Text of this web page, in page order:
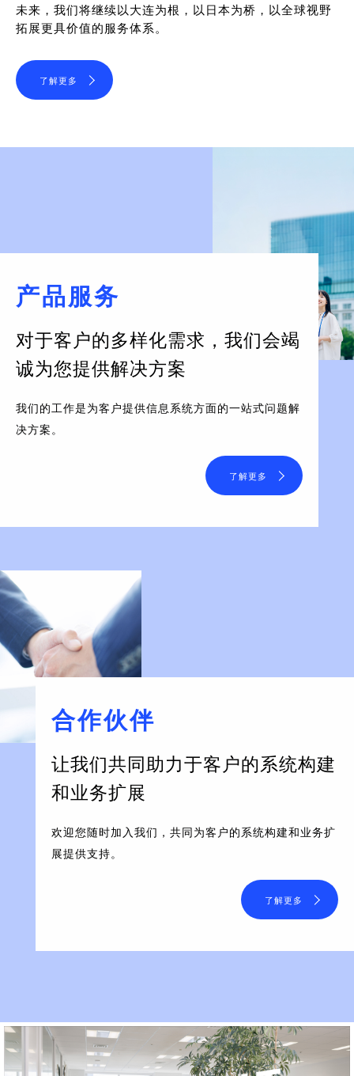
未来，我们将继续以大连为根，以日本为桥，以全球视野
拓展更具价值的服务体系。
了解更多
产品服务
对于客户的多样化需求， 我们会竭
诚为您提供解决方案
我们的工作是为客户提供信息系统方面的一站式问题解
决方案。
了解更多
合作伙伴
让我们共同助力于客户的系统构建
和业务扩展
欢迎您随时加入我们，共同为客户的系统构建和业务扩
展提供支持。
了解更多